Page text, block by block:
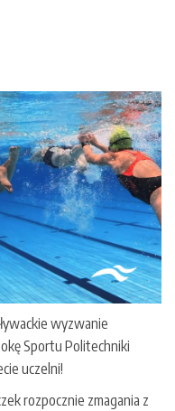
wyzwanie
Sportu Politechniki
uczelni!
rozpocznie zmagania z